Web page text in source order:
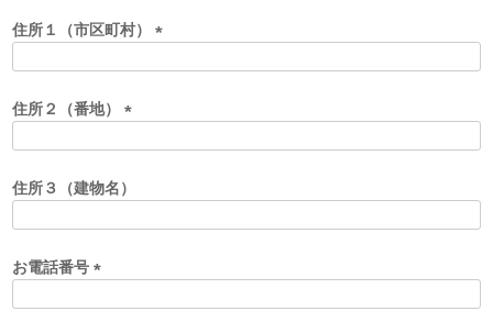
須
)
住所１（市区町村）
)
住所２（番地）
須
)
住所３（建物名）
お電話番号